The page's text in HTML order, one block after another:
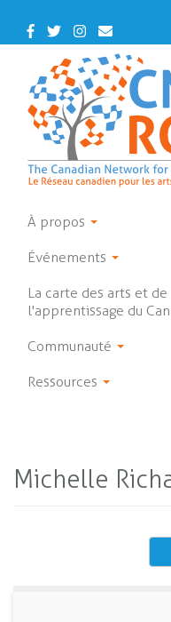
main
Facebook
TwitterInstagram
Contact
Us
À propos
Événements
La carte des arts et de
l'apprentissage du
Communauté
Ressources
Michelle